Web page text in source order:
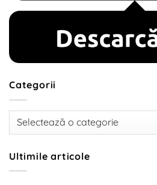
Categorii
Categorii
Ultimile articole